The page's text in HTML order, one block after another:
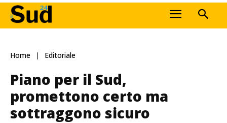
Home Editoriale
Piano per il Sud,
promettono certo ma
sottraggono sicuro